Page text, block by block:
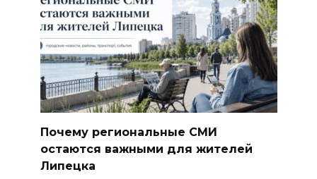
Почему региональные СМИ
остаются важными для жителей
Липецка